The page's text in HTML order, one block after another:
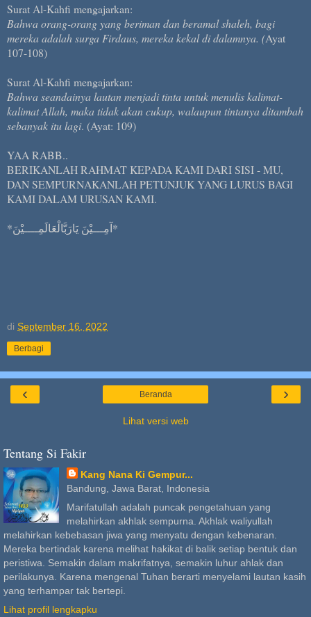
Surat Al-Kahfi mengajarkan:
Bahwa orang-orang yang beriman dan beramal shaleh, bagi
mereka adalah surga Firdaus, mereka kekal di dalamnya. (Ayat
107-108)
Surat Al-Kahfi mengajarkan:
Bahwa seandainya lautan menjadi tinta untuk menulis kalimat-
kalimat Allah, maka tidak akan cukup, walaupun tintanya ditambah
sebanyak itu lagi. (Ayat: 109)
YAA RABB..
BERIKANLAH RAHMAT KEPADA KAMI DARI SISI - MU,
DAN SEMPURNAKANLAH PETUNJUK YANG LURUS BAGI
KAMI DALAM URUSAN KAMI.
*آمِـــيْنَ يَارَبَّالْعَالَمِــــيْنَ*
di September 16, 2022
Berbagi
‹ ›
Beranda
Lihat versi web
Tentang Si Fakir
Kang Nana Ki Gempur...
Bandung, Jawa Barat, Indonesia
Marifatullah adalah puncak pengetahuan yang
melahirkan akhlak sempurna. Akhlak waliyullah
melahirkan kebebasan jiwa yang menyatu dengan kebenaran.
Mereka bertindak karena melihat hakikat di balik setiap bentuk dan
peristiwa. Semakin dalam makrifatnya, semakin luhur ahlak dan
perilakunya. Karena mengenal Tuhan berarti menyelami lautan kasih
yang terhampar tak bertepi.
Lihat profil lengkapku